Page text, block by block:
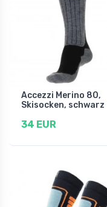
Accezzi Merino 80,
Skisocken, schwarz
34 EUR